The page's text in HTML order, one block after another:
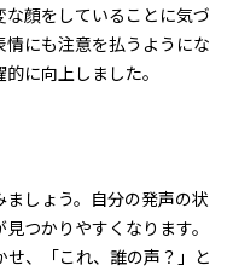
顔をしていることに気づ
にも注意を払うようにな
に向上しました。
しょう。自分の発声の状
つかりやすくなります。
、「これ、誰の声？」と